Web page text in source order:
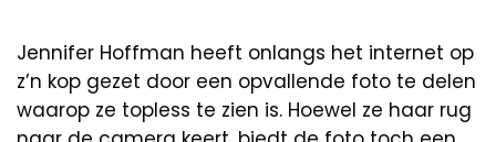
Jennifer Hoffman heeft onlangs het internet op
z’n kop gezet door een opvallende foto te delen
waarop ze topless te zien is. Hoewel ze haar rug